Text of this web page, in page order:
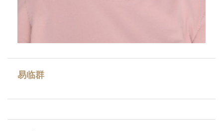
易临群